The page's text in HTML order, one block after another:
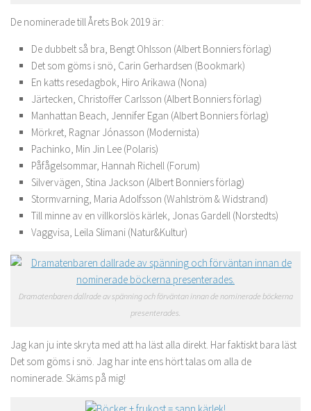
De nominerade till Årets Bok 2019 är:
De dubbelt så bra, Bengt Ohlsson (Albert Bonniers förlag)
Det som göms i snö, Carin Gerhardsen (Bookmark)
En katts resedagbok, Hiro Arikawa (Nona)
Järtecken, Christoffer Carlsson (Albert Bonniers förlag)
Manhattan Beach, Jennifer Egan (Albert Bonniers förlag)
Mörkret, Ragnar Jónasson (Modernista)
Pachinko, Min Jin Lee (Polaris)
Påfågelsommar, Hannah Richell (Forum)
Silvervägen, Stina Jackson (Albert Bonniers förlag)
Stormvarning, Maria Adolfsson (Wahlström & Widstrand)
Till minne av en villkorslös kärlek, Jonas Gardell (Norstedts)
Vaggvisa, Leila Slimani (Natur&Kultur)
Dramatenbaren dallrade av spänning och förväntan innan de nominerade böckerna
presenterades.
Jag kan ju inte skryta med att ha läst alla direkt. Har faktiskt bara läst
Det som göms i snö. Jag har inte ens hört talas om alla de
nominerade. Skäms på mig!